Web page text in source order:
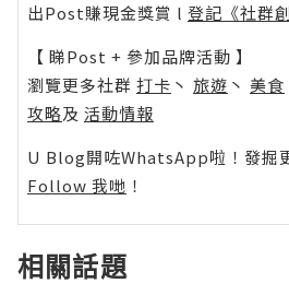
出Post賺現金獎賞 l 登記《社群
【 睇Post + 參加品牌活動 】
瀏覽更多社群 打卡 丶 旅遊 丶 美食
攻略及 活動情報
U Blog開咗WhatsApp啦！發掘
Follow 我哋 ！
相關話題